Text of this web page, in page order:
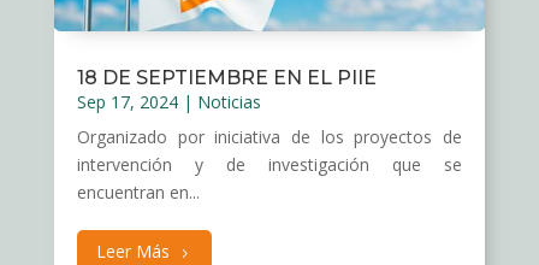
18 DE SEPTIEMBRE EN EL PIIE
Sep 17, 2024| Noticias
Organizado por iniciativa de los proyectos de
intervención y de investigación que se
encuentran en...
Leer Más